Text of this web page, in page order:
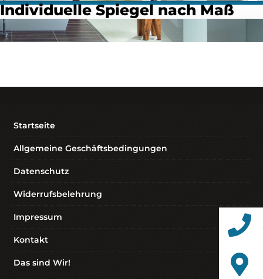
Individuelle Spiegel nach Maß
Startseite
Allgemeine Geschäftsbedingungen
Datenschutz
Widerrufsbelehrung
Impressum
Kontakt
Das sind Wir!